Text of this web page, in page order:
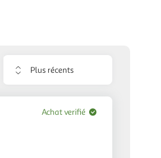
Trier
avis
Achat verifié